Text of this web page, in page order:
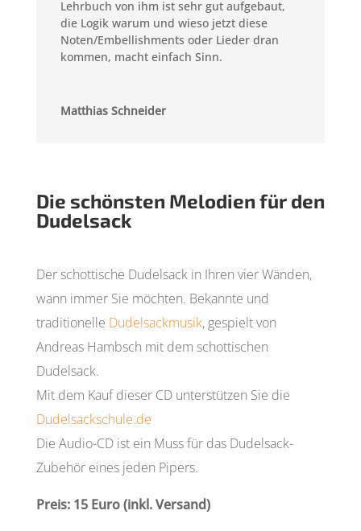
Lehrbuch von ihm ist sehr gut aufgebaut,
die Logik warum und wieso jetzt diese
Noten/Embellishments oder Lieder dran
kommen, macht einfach Sinn.
Matthias Schneider
Die schönsten Melodien für den
Dudelsack
Der schottische Dudelsack in Ihren vier Wänden,
wann immer Sie möchten. Bekannte und
traditionelle Dudelsackmusik, gespielt von
Andreas Hambsch mit dem schottischen
Dudelsack.
Mit dem Kauf dieser CD unterstützen Sie die
Dudelsackschule.de
Die Audio-CD ist ein Muss für das Dudelsack-
Zubehör eines jeden Pipers.
Preis: 15 Euro (inkl. Versand)